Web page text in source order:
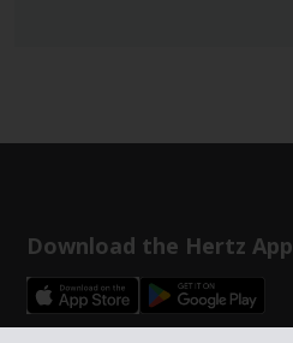
Download the Hertz App